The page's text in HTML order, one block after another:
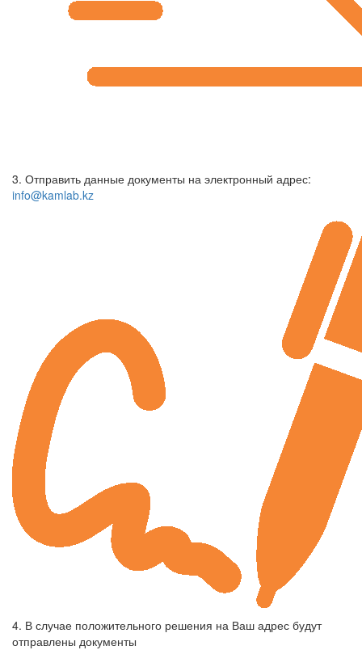
3. Отправить данные документы на электронный адрес:
info@kamlab.kz
4. В случае положительного решения на Ваш адрес будут
отправлены документы